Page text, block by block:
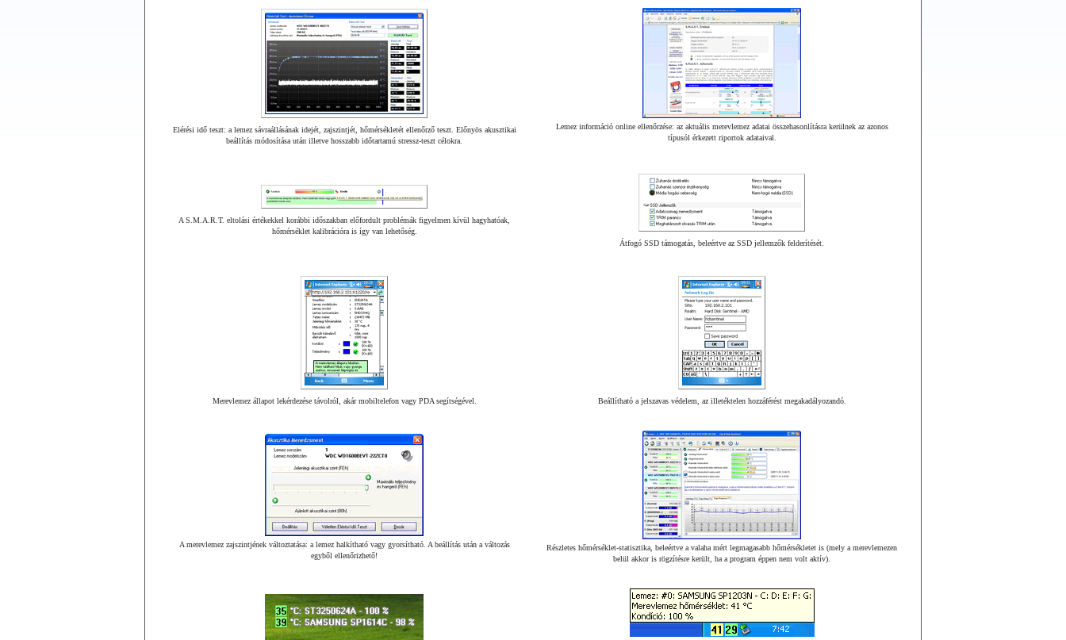
Elérési idő teszt: a lemez sávraállásának idejét, zajszintjét, hőmérsékletét ellenőrző teszt. Előnyös akusztikai
beállítás módosítása után illetve hosszabb időtartamú stressz-teszt célokra.
Lemez információ online ellenőrzése: az aktuális merevlemez adatai összehasonlításra kerülnek az azonos
típusól érkezett riportok adataival.
A S.M.A.R.T. eltolási értékekkel korábbi időszakban előfordult problémák figyelmen kívül hagyhatóak,
hőmérséklet kalibrációra is így van lehetőség.
Átfogó SSD támogatás, beleértve az SSD jellemzők felderítését.
Merevlemez állapot lekérdezése távolról, akár mobiltelefon vagy PDA segítségével. Beállítható a jelszavas védelem, az illetéktelen hozzáférést megakadályozandó.
A merevlemez zajszintjének változtatása: a lemez halkítható vagy gyorsítható. A beállítás után a változás
egyből ellenőrizhető!
Részletes hőmérséklet-statisztika, beleértve a valaha mért legmagasabb hőmérsékletet is (mely a merevlemezen
belül akkor is rögzítésre került, ha a program éppen nem volt aktív).